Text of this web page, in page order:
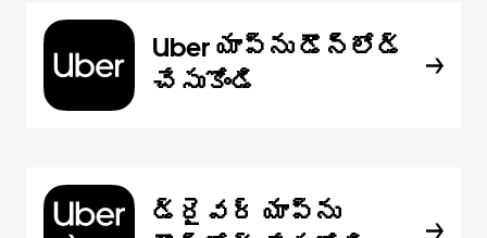
Uber యాప్‌ను డౌన్‌లోడ్
చేసుకోండి
డ్రైవర్ యాప్‌ను